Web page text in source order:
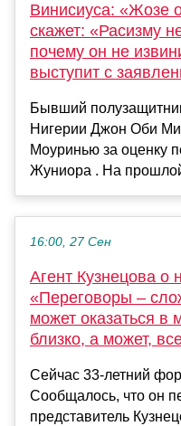
Винисиуса: «Жозе
скажет: «Расизму
почему он не
выступит с
Бывший
Нигерии Джон Оби
Моуринью за оценку
Жуниора . На
16:00, 27 Сен
Агент Кузнецова о
«Переговоры –
может оказаться в
близко, а может,
Сейчас 33-летний
Сообщалось, что он
представитель